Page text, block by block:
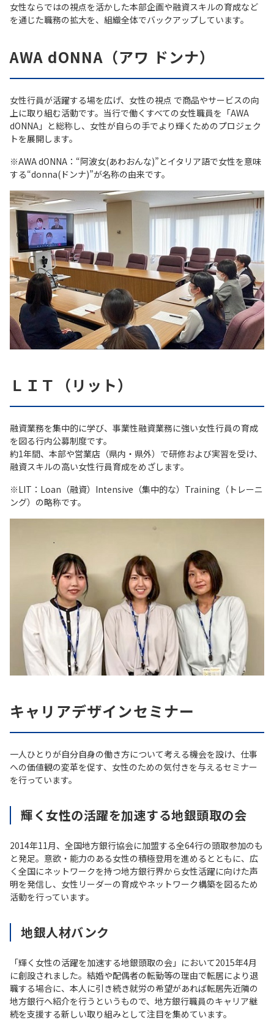
女性ならではの視点を活かした本部企画や融資スキルの育成など
を通じた職務の拡大を、組織全体でバックアップしています。
AWA dONNA（アワ ドンナ）
女性行員が活躍する場を広げ、女性の視点 で商品やサービスの向
上に取り組む活動です。当行で働くすべての女性職員を「AWA
dONNA」と総称し、女性が自らの手でより輝くためのプロジェク
トを展開します。
※AWA dONNA：“阿波女(あわおんな)”とイタリア語で女性を意味
する“donna(ドンナ)”が名称の由来です。
ＬＩＴ（リット）
融資業務を集中的に学び、事業性融資業務に強い女性行員の育成
を図る行内公募制度です。
約1年間、本部や営業店（県内・県外）で研修および実習を受け、
融資スキルの高い女性行員育成をめざします。
※LIT：Loan（融資）Intensive（集中的な）Training（トレーニ
ング）の略称です。
キャリアデザインセミナー
一人ひとりが自分自身の働き方について考える機会を設け、仕事
への価値観の変革を促す、女性のための気付きを与えるセミナー
を行っています。
輝く女性の活躍を加速する地銀頭取の会
2014年11月、全国地方銀行協会に加盟する全64行の頭取参加のも
と発足。意欲・能力のある女性の積極登用を進めるとともに、広
く全国にネットワークを持つ地方銀行界から女性活躍に向けた声
明を発信し、女性リーダーの育成やネットワーク構築を図るため
活動を行っています。
地銀人材バンク
「輝く女性の活躍を加速する地銀頭取の会」において2015年4月
に創設されました。結婚や配偶者の転勤等の理由で転居により退
職する場合に、本人に引き続き就労の希望があれば転居先近隣の
地方銀行へ紹介を行うというもので、地方銀行職員のキャリア継
続を支援する新しい取り組みとして注目を集めています。